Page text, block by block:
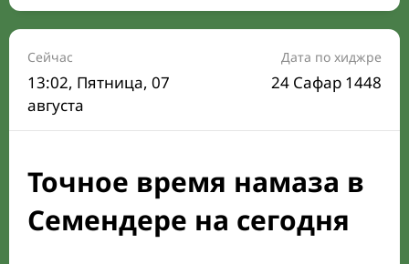
Время намаза на сегодня
Расписание на месяц
Время Сухура и Ифтара на сегодня
Календарь рамадана
Мечети и молельные комнаты
Направление киблы
Сейчас
13:02, Пятница, 07
августа
Дата по хиджре
24 Сафар 1448
Точное время намаза в
Семендере на сегодня